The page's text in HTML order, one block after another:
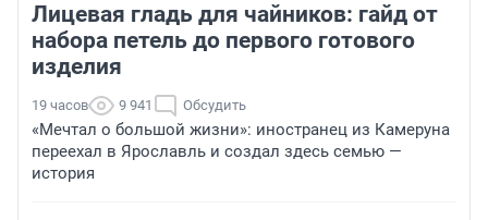
Лицевая гладь для чайников: гайд от
набора петель до первого готового
изделия
19 часов 9 941 Обсудить
«Мечтал о большой жизни»: иностранец из Камеруна
переехал в Ярославль и создал здесь семью —
история